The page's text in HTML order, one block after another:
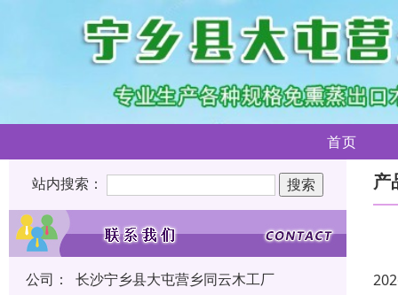
首页
站内搜索：
公司：
长沙宁乡县大屯营乡同云木工厂
产